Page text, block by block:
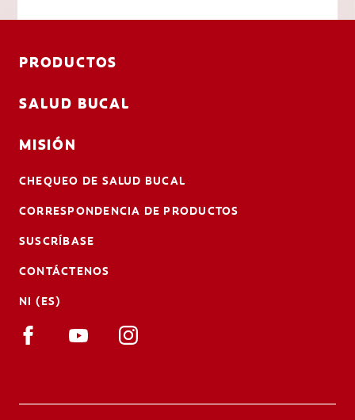
PRODUCTOS
SALUD BUCAL
MISIÓN
CHEQUEO DE SALUD BUCAL
CORRESPONDENCIA DE PRODUCTOS
SUSCRÍBASE
CONTÁCTENOS
NI (ES)